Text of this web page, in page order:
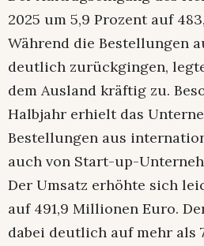
2025 um 5,9 Prozent auf
Während die Bestellungen
deutlich zurückgingen,
dem Ausland kräftig zu.
Halbjahr erhielt das
Bestellungen aus
auch von Start-up-
Der Umsatz erhöhte sich
auf 491,9 Millionen Euro.
dabei deutlich auf mehr als